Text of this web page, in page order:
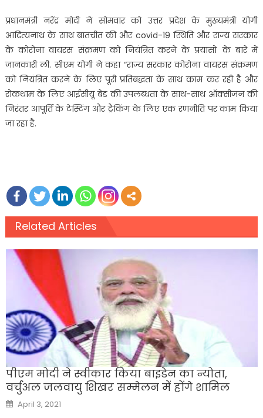
प्रधानमंत्री नरेंद्र मोदी ने सोमवार को उत्तर प्रदेश के मुख्यमंत्री योगी
आदित्यनाथ के साथ बातचीत की और covid-19 स्थिति और राज्य सरकार
के कोरोना वायरस संक्रमण को नियंत्रित करने के प्रयासों के बारे में
जानकारी ली. सीएम योगी ने कहा “राज्य सरकार कोरोना वायरस संक्रमण
को नियंत्रित करने के लिए पूरी प्रतिबद्धता के साथ काम कर रही है और
रोकथाम के लिए आईसीयू बेड की उपलब्धता के साथ-साथ ऑक्सीजन की
निरंतर आपूर्ति के टेस्टिंग और ट्रैकिंग के लिए एक रणनीति पर काम किया
जा रहा है.
Related Articles
पीएम मोदी ने स्वीकार किया बाइडेन का न्योता,
वर्चुअल जलवायु शिखर सम्मेलन में होंगे शामिल
Posted
on
April 3, 2021